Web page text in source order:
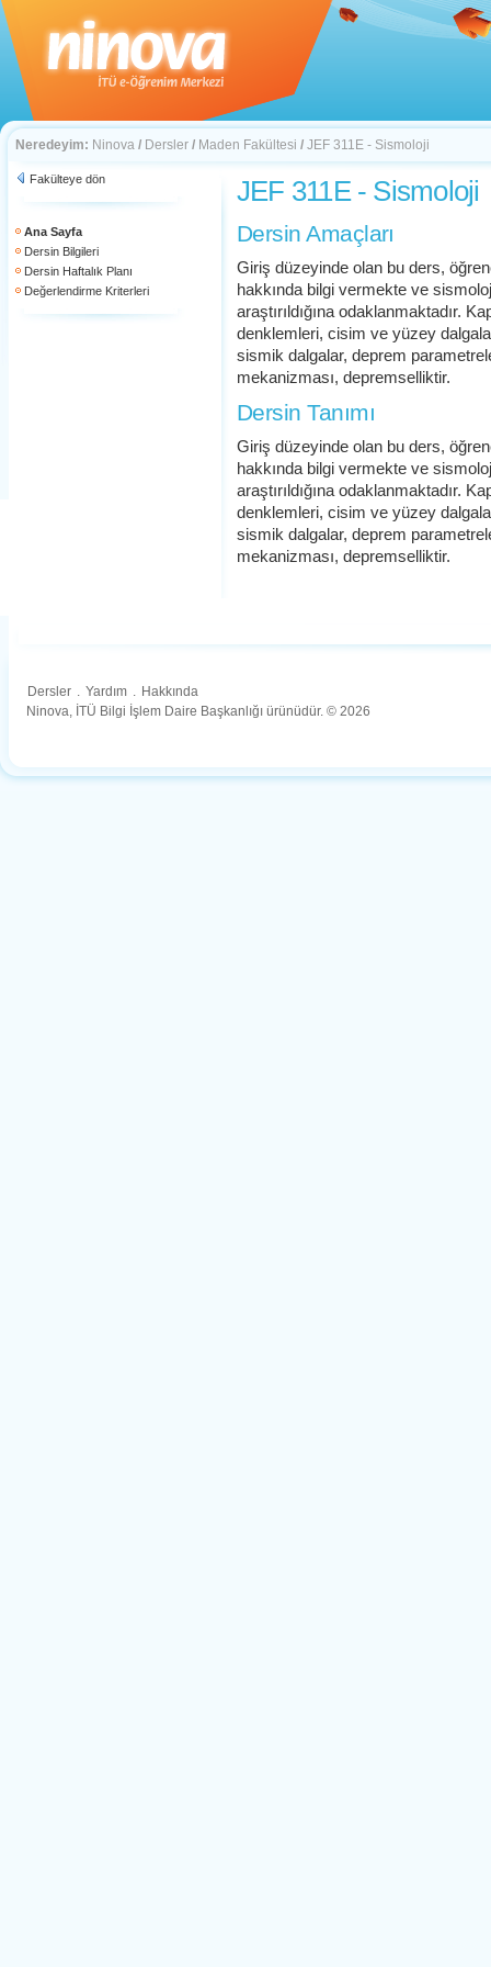
Neredeyim: Ninova / Dersler / Maden Fakültesi / JEF 311E - Sismoloji
Fakülteye dön
Ana Sayfa
Dersin Bilgileri
Dersin Haftalık Planı
Değerlendirme Kriterleri
JEF 311E - Sismoloji
Dersin Amaçları
Giriş düzeyinde olan bu ders,
hakkında bilgi vermekte ve
araştırıldığına odaklanmaktadır.
denklemleri, cisim ve yüzey
sismik dalgalar, deprem
mekanizması, depremselliktir.
Dersin Tanımı
Giriş düzeyinde olan bu ders,
hakkında bilgi vermekte ve
araştırıldığına odaklanmaktadır.
denklemleri, cisim ve yüzey
sismik dalgalar, deprem
mekanizması, depremselliktir.
Dersler . Yardım . Hakkında
Ninova, İTÜ Bilgi İşlem Daire Başkanlığı ürünüdür. © 2026